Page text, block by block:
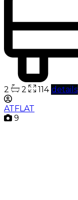
2 2 114 details
ATFLAT
9